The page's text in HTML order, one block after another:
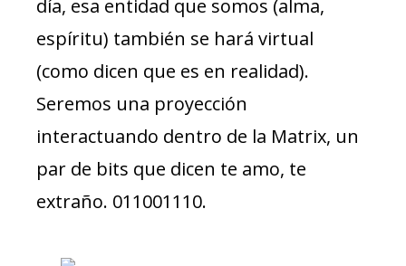
día, esa entidad que somos (alma,
espíritu) también se hará virtual
(como dicen que es en realidad).
Seremos una proyección
interactuando dentro de la Matrix, un
par de bits que dicen te amo, te
extraño. 011001110.